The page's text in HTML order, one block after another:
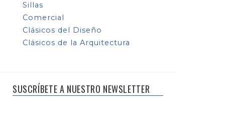
Sillas
Comercial
Clásicos del Diseño
Clásicos de la Arquitectura
SUSCRÍBETE A NUESTRO NEWSLETTER